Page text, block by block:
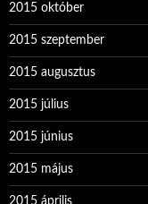
2015 október
2015 szeptember
2015 augusztus
2015 július
2015 június
2015 május
2015 április